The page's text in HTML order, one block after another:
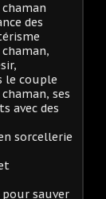
chaman
des
chaman,
le couple
chaman, ses
avec des
sorcellerie
pour sauver